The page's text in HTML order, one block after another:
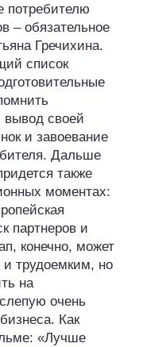
потребителю
– обязательное
Гречихина.
список
своей
и завоевание
Дальше
также
моментах:
партнеров и
конечно, может
трудоемким, но
на
очень
Как
«Лучше